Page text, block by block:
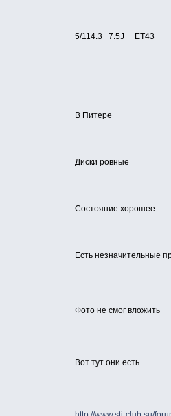
5/114.3 7.5J ET43
В Питере
Диски ровные
Состояние хорошее
Есть незначительные
Фото не смог вложить
Вот тут они есть